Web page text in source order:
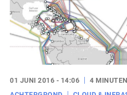
01 JUNI 2016 - 14:06
4